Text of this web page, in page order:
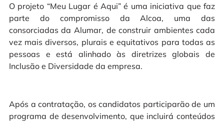
O projeto “Meu Lugar é Aqui” é uma iniciativa que faz
parte do compromisso da Alcoa, uma das
consorciadas da Alumar, de construir ambientes cada
vez mais diversos, plurais e equitativos para todas as
pessoas e está alinhado às diretrizes globais de
Inclusão e Diversidade da empresa.
Após a contratação, os candidatos participarão de um
programa de desenvolvimento, que incluirá conteúdos